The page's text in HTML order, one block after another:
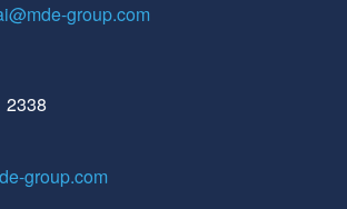
group.com
2338
group.com